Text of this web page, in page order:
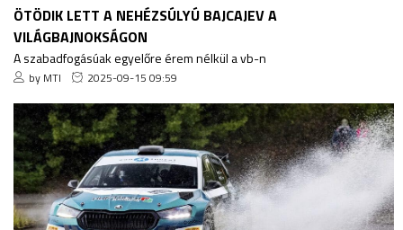
ÖTÖDIK LETT A NEHÉZSÚLYÚ BAJCAJEV A
VILÁGBAJNOKSÁGON
A szabadfogásúak egyelőre érem nélkül a vb-n
by MTI 2025-09-15 09:59